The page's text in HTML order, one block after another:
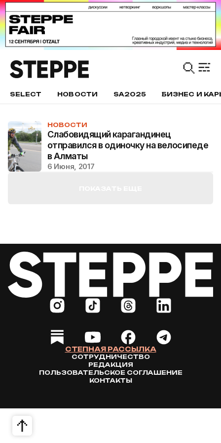
SELECT НОВОСТИ SA2025 БИЗНЕС И
НОВОСТИ
Слабовидящий карагандинец
отправился в одиночку на велосипеде
в Алматы
6 Июня, 2017
СТЕПНАЯ РАССЫЛКА
СОТРУДНИЧЕСТВО
РЕДАКЦИЯ
ПОЛЬЗОВАТЕЛЬСКОЕ СОГЛАШЕНИЕ
КОНТАКТЫ